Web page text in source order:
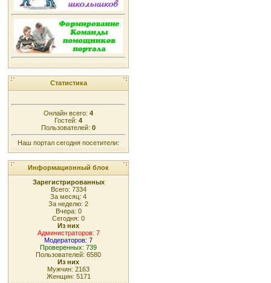
Статистика
Онлайн всего: 4
Гостей: 4
Пользователей: 0
Наш портал сегодня посетители:
Информационный блок
Зарегистрированных
Всего: 7334
За месяц: 4
За неделю: 2
Вчера: 0
Сегодня: 0
Из них
Администраторов: 7
Модераторов: 7
Проверенных: 739
Пользователей: 6580
Из них
Мужчин: 2163
Женщин: 5171